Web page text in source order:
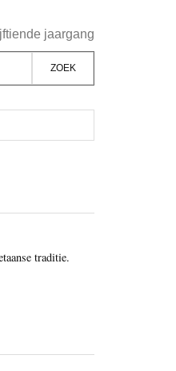
jaargang
traditie.